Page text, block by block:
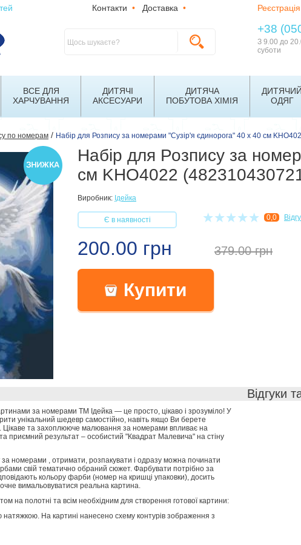
Контакти • Доставка • Реєстрація
+38
З 9.00 до
суботи
ВСЕ ДЛЯ
ХАРЧУВАННЯ
ДИТЯЧІ
АКСЕСУАРИ
ДИТЯЧА
ПОБУТОВА ХІМІЯ
ДИТЯЧИЙ
ОДЯГ
по номерам / Набір для Розпису за номерами "Сузір'я єдинорога" 40 x 40 см
Набір для Розпису за
см KHO4022
Виробник: Ідейка
Є в наявності 0,0
200.00 грн 379.00грн
Купити
Відгуки
за номерами ТМ Ідейка — це просто, цікаво і зрозуміло! У
унікальний шедевр самостійно, навіть якщо Ви берете
та захоплююче малювання за номерами впливає на
приємний результат – особистий "Квадрат Малевича" на стіну
за номерами , отримати, розпакувати і одразу можна починати
свій тематично обраний сюжет. Фарбувати потрібно за
кольору фарби (номер на кришці упаковки), досить
вимальовуватися реальна картина.
на полотні та всім необхідним для створення готової картини:
На картині нанесено схему контурів зображення з